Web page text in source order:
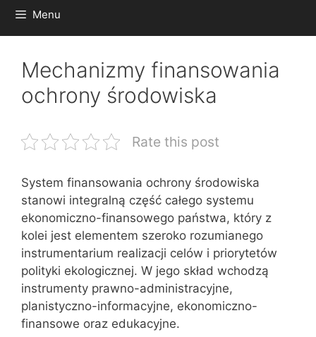
Menu
Mechanizmy finansowania
ochrony środowiska
Rate this post
System finansowania ochrony środowiska
stanowi integralną część całego systemu
ekonomiczno-finansowego państwa, który z
kolei jest elementem szeroko rozumianego
instrumentarium realizacji celów i priorytetów
polityki ekologicznej. W jego skład wchodzą
instrumenty prawno-administracyjne,
planistyczno-informacyjne, ekonomiczno-
finansowe oraz edukacyjne.